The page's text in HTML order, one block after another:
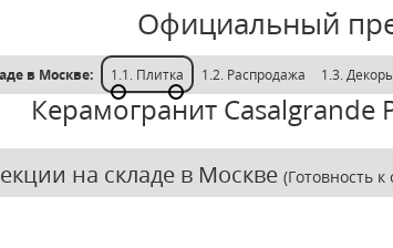
Официальный
в Москве: 1.1. Плитка 1.2. Распродажа 1.3.
Керамогранит
на складе в Москве (Готовность